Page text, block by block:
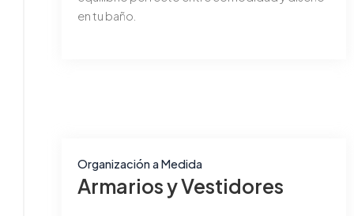
en tu baño.
Organización a Medida
Armarios y Vestidores